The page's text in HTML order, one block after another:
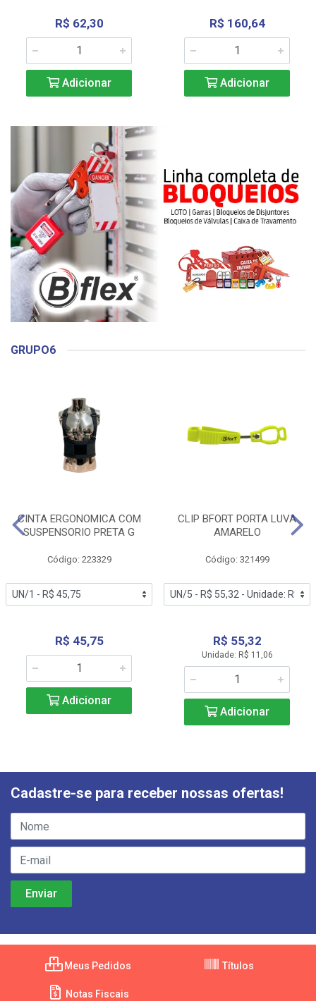
R$ 62,30
Adicionar
R$ 160,64
Adicionar
GRUPO6
CINTA ERGONOMICA COM
SUSPENSORIO PRETA G
Código: 223329
R$ 45,75
Adicionar
CLIP BFORT PORTA LUVA
AMARELO
Código: 321499
R$ 55,32
Unidade: R$ 11,06
Adicionar
Cadastre-se para receber nossas ofertas!
Meus Pedidos Títulos
Notas Fiscais